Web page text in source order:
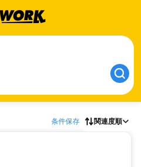
条件保存 関連度順